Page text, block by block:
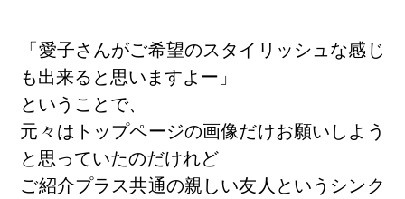
「愛子さんがご希望のスタイリッシュな感じ
も出来ると思いますよー」
ということで、
元々はトップページの画像だけお願いしよう
と思っていたのだけれど
ご紹介プラス共通の親しい友人というシンク